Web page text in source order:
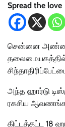
Spread the love
சென்னை அண்ணா
அந்த ஹார்டு
ரகசிய ஆவணங்கள்
கிட்டத்தட்ட 18